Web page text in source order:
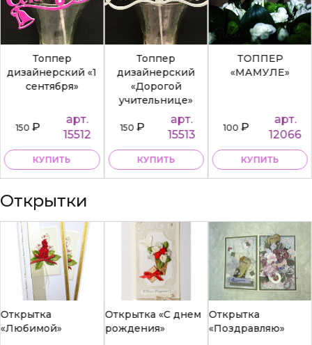
Топпер
дизайнерский «1
сентября»
150₽
арт.
15512
КУПИТЬ
Топпер
дизайнерский
«Дорогой
учительнице»
150₽
арт.
15513
КУПИТЬ
ТОППЕР
«МАМУЛЕ»
100₽
арт.
12066
КУПИТЬ
Открытки
Открытка
«Любимой»
Открытка «С днем
рождения»
Открытка
«Поздравляю»